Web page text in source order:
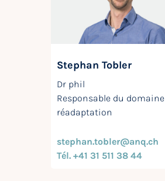
Stephan Tobler
Dr phil
Responsable du domaine
réadaptation
stephan.tobler@anq.ch
Tél. +41 31 511 38 44